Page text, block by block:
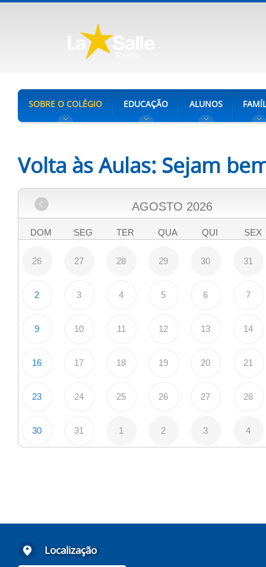
SOBRE O COLÉGIO EDUCAÇÃO ALUNOS
Volta às Aulas: Sejam
AGOSTO 2026
DOM SEG TER QUA QUI SEX
26 27 28 29 30 31
2 3 4 5 6 7
9 10 11 12 13 14
16 17 18 19 20 21
23 24 25 26 27 28
30 31 1 2 3 4
Localização